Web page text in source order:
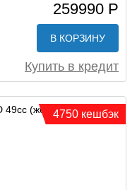
259990 Р
В КОРЗИНУ
Купить в кредит
4750 кешбэк